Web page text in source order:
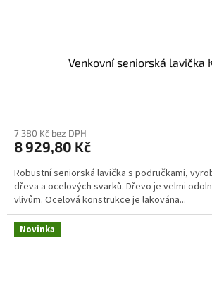
Venkovní seniorská lavička
7 380 Kč bez DPH
8 929,80 Kč
Robustní seniorská lavička s područkami,
dřeva a ocelových svarků. Dřevo je velmi
vlivům. Ocelová konstrukce je lakována...
Novinka